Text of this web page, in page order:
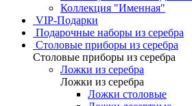
Коллекция "Именная"
VIP-Подарки
Подарочные наборы из серебра
Столовые приборы из серебра
Столовые приборы из серебра
Ложки из серебра
Ложки из серебра
Ложки столовые